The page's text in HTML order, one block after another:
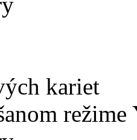
kariet
režime